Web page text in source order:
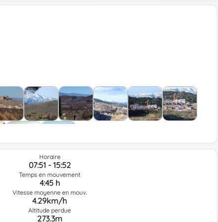
Horaire
07:51 - 15:52
Temps en mouvement
4:45 h
Vitesse moyenne en mouv.
4.29km/h
Altitude perdue
273.3m